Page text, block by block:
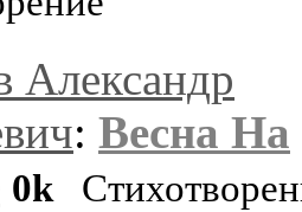
Александр
: Весна На
0k